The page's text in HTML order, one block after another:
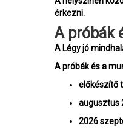
érkezni.
A
A Légy jó
A próbák és a
előkészítő
augusztus
2026